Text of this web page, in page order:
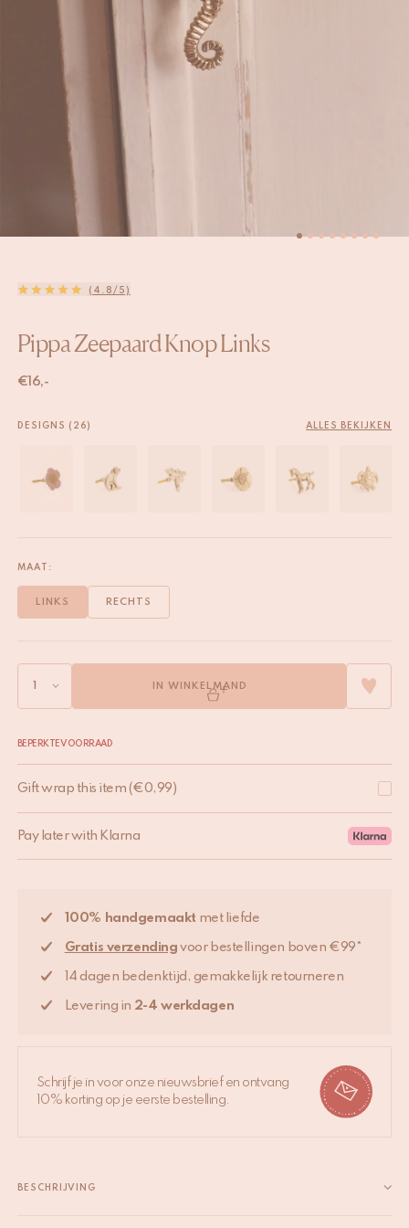
(4.8/5)
Pippa Zeepaard Knop Links
€ 16,-
DESIGNS (26) ALLES BEKIJKEN
MAAT:
LINKS RECHTS
IN WINKELMAND
BEPERKTE VOORRAAD
Gift wrap this item (€0,99)
Pay later with Klarna
100% handgemaakt met liefde
Gratis verzending voor bestellingen boven €99*
14 dagen bedenktijd, gemakkelijk retourneren
Levering in 2-4 werkdagen
Schrijf je in voor onze nieuwsbrief en ontvang
10% korting op je eerste bestelling.
BESCHRIJVING